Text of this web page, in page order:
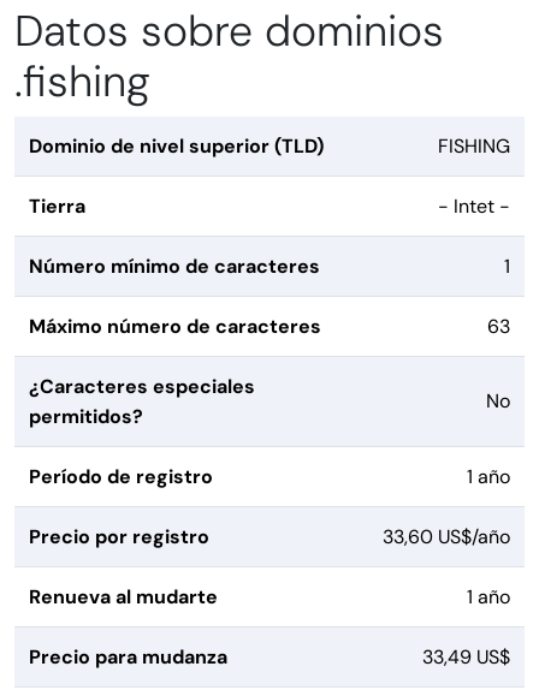
Datos sobre dominios
.fishing
Dominio de nivel superior (TLD) FISHING
Tierra - Intet -
Número mínimo de caracteres 1
Máximo número de caracteres 63
¿Caracteres especiales
permitidos?
No
Período de registro 1 año
Precio por registro 33,60 US$/año
Renueva al mudarte 1 año
Precio para mudanza 33,49 US$